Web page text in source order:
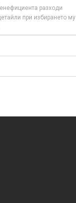
разходи
при избирането му